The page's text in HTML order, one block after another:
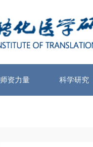
师资力量 科学研究